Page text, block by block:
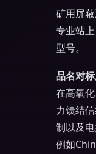
矿用屏
专业站
型号。
品名对
在高氧
力馈结
制以及
例如